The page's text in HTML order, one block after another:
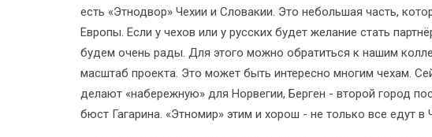
есть «Этнодвор» Чехии и Словакии. Это небольшая часть,
Европы. Если у чехов или у русских будет желание стать
будем очень рады. Для этого можно обратиться к нашим
масштаб проекта. Это может быть интересно многим чехам.
делают «набережную» для Норвегии, Берген - второй город
бюст Гагарина. «Этномир» этим и хорош - не только все едут